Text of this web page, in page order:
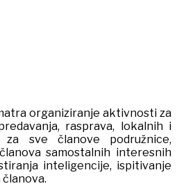
organiziranje aktivnosti za
rasprava, lokalnih i
za sve članove podružnice,
samostalnih interesnih
inteligencije, ispitivanje